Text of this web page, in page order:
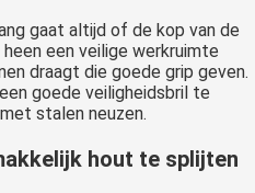
gaat altijd of de kop van de
een veilige werkruimte
draagt die goede grip geven.
goede veiligheidsbril te
stalen neuzen.
hout te splijten